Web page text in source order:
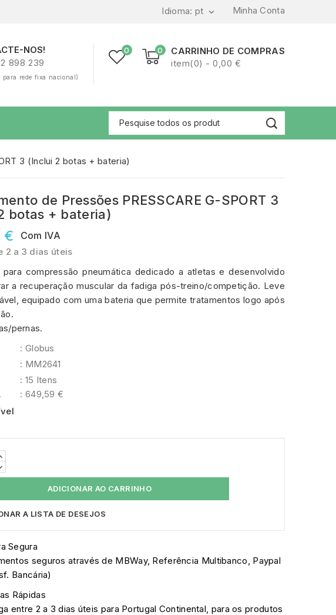
Minha Conta
Idioma: pt 
0
CARRINHO DE COMPRAS
item(0) - 0,00 €
0
NOS!
898 239
para rede fixa nacional)
3 (Inclui 2 botas + bateria)
de Pressões PRESSCARE G-SPORT 3
botas + bateria)
€ Com IVA
2 a 3 dias úteis
para compressão pneumática dedicado a atletas e desenvolvido
a recuperação muscular da fadiga pós-treino/competição. Leve
equipado com uma bateria que permite tratamentos logo após
pernas.
: Globus
: MM2641
: 15 Itens
: 649,59 €
ADICIONAR AO CARRINHO
A LISTA DE DESEJOS
Segura
seguros através de MBWay, Referência Multibanco, Paypal
Bancária)
Rápidas
entre 2 a 3 dias úteis para Portugal Continental, para os produtos